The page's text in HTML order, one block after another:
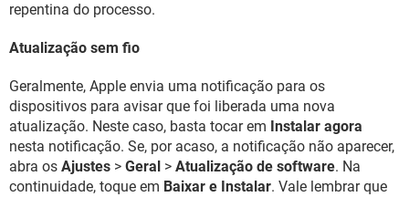
repentina do processo.
Atualização sem fio
Geralmente, Apple envia uma notificação para os
dispositivos para avisar que foi liberada uma nova
atualização. Neste caso, basta tocar em Instalar agora
nesta notificação. Se, por acaso, a notificação não aparecer,
abra os Ajustes > Geral > Atualização de software. Na
continuidade, toque em Baixar e Instalar. Vale lembrar que